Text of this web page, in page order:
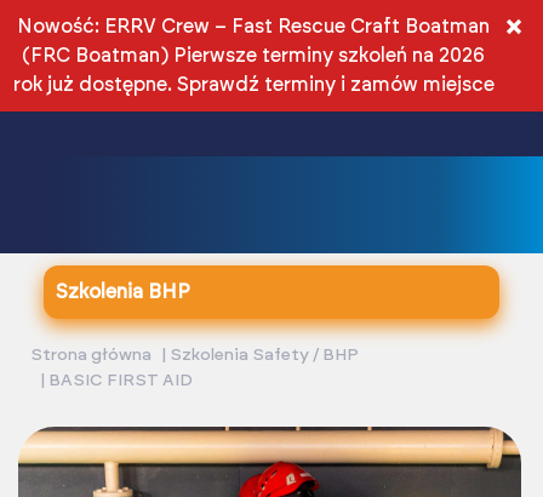
Nowość: ERRV Crew – Fast Rescue Craft Boatman
(FRC Boatman) Pierwsze terminy szkoleń na 2026
rok już dostępne. Sprawdź terminy i zamów miejsce
×
PL
PLN
Szkolenia BHP
Strona główna
Szkolenia Safety / BHP
BASIC FIRST AID